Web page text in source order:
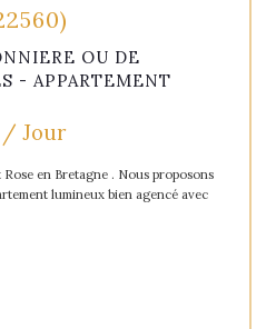
OU DE
- APPARTEMENT
/ Jour
en Bretagne . Nous proposons
lumineux bien agencé avec